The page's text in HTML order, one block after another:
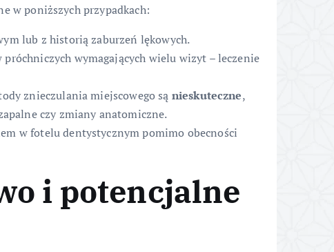
w poniższych przypadkach:
lub z historią zaburzeń lękowych.
wymagających wielu wizyt – leczenie
znieczulania miejscowego są nieskuteczne,
czy zmiany anatomiczne.
w fotelu dentystycznym pomimo obecności
i potencjalne